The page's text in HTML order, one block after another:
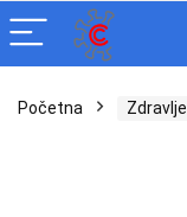
Početna Zdravlje